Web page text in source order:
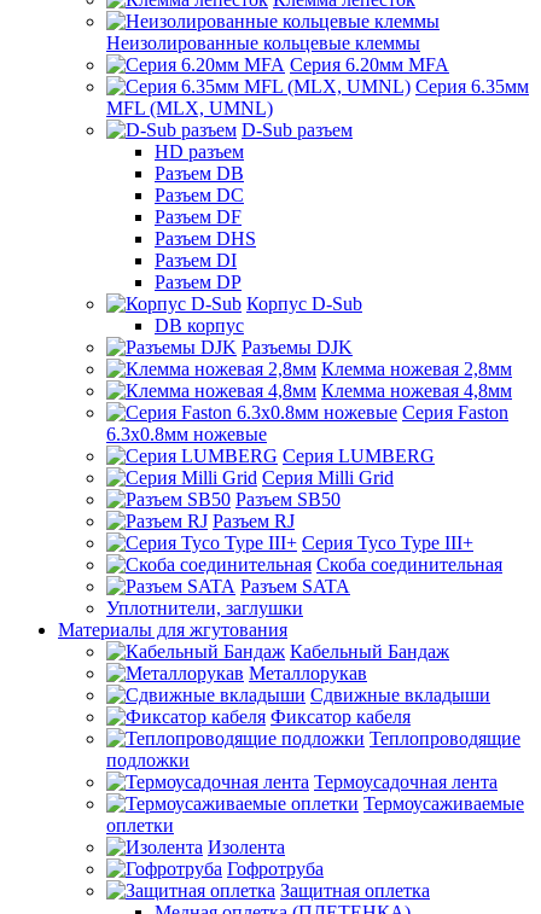
Неизолированные кольцевые клеммы
Серия 6.20мм MFA
Серия 6.35мм
MFL (MLX, UMNL)
D-Sub разъем
HD разъем
Разъем DB
Разъем DC
Разъем DF
Разъем DHS
Разъем DI
Разъем DP
Корпус D-Sub
DB корпус
Разъемы DJK
Клемма ножевая 2,8мм
Клемма ножевая 4,8мм
Серия Faston
6.3х0.8мм ножевые
Серия LUMBERG
Серия Milli Grid
Разъем SB50
Разъем RJ
Серия Tyco Type III+
Скоба соединительная
Разъем SATA
Уплотнители, заглушки
Материалы для жгутования
Кабельный Бандаж
Металлорукав
Сдвижные вкладыши
Фиксатор кабеля
Теплопроводящие
подложки
Термоусадочная лента
Термоусаживаемые
оплетки
Изолента
Гофротруба
Защитная оплетка